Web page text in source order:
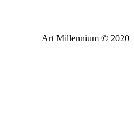
Art Millennium © 2020